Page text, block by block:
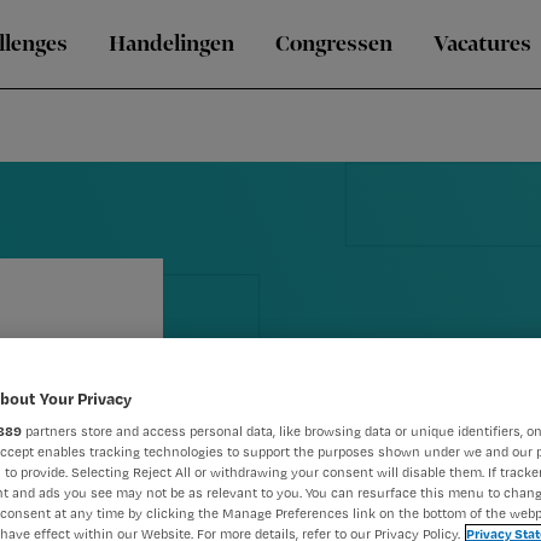
Handelingen Congressen Vacatures
GGZ houdt
onder de
Your Privacy
partners store and access personal data, like browsing data or unique identifiers,
enables tracking technologies to support the purposes shown under we and our
to provide. Selecting Reject All or withdrawing your consent will disable them. If
and ads you see may not be as relevant to you. You can resurface this menu to
at any time by clicking the Manage Preferences link on the bottom of the
effect within our Website. For more details, refer to our Privacy Policy. Privacy